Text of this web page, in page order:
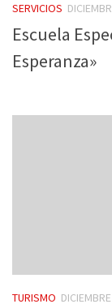
SERVICIOS
Escuela
Esperanza»
TURISMO